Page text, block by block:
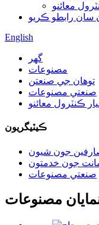
معائنو
سان رابطو ڪريو
English
گهر
مصنوعات
توهان جي صنعتن
صنعتي مصنوعات
ڪنٽرول معائنو
ڪيٽيگريون
جون شيون
جون خدمتون
صنعتي مصنوعات
مصنوعات